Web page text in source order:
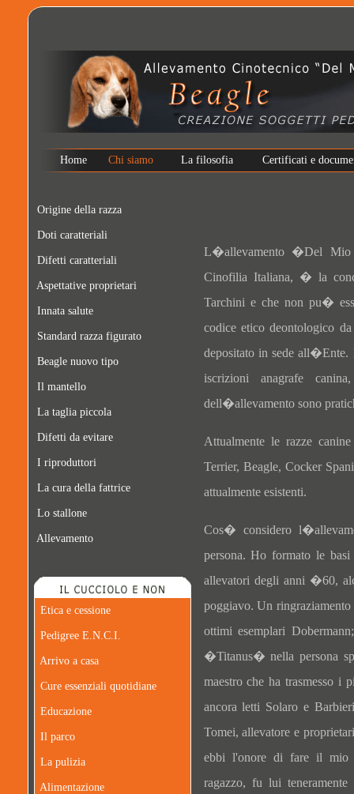
Home Chi siamo La filosofia Certificati e
Origine della razza
Doti caratteriali
Difetti caratteriali
Aspettative proprietari
Innata salute
Standard razza figurato
Beagle nuovo tipo
Il mantello
La taglia piccola
Difetti da evitare
I riproduttori
La cura della fattrice
Lo stallone
Allevamento
Etica e cessione
Pedigree E.N.C.I.
Arrivo a casa
Cure essenziali quotidiane
Educazione
Il parco
La pulizia
Alimentazione
L�allevamento �Del Mio
Cinofilia Italiana, � la
Tarchini e che non pu�
codice etico deontologico
depositato in sede all�Ente.
iscrizioni anagrafe
dell�allevamento sono
Attualmente le razze
Terrier, Beagle, Cocker
attualmente esistenti.
Cos� considero
persona. Ho formato le
allevatori degli anni �60,
poggiavo. Un
ottimi esemplari
�Titanus� nella persona
maestro che ha trasmesso i
ancora letti Solaro e
Tomei, allevatore e
ebbi l'onore di fare il mio
ragazzo, fu lui